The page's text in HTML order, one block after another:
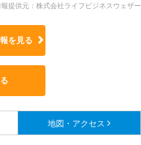
提供元：株式会社ライフビジネスウェザー
を見る
地図・アクセス